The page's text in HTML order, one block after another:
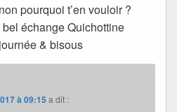
pourquoi t’en vouloir ?
échange Quichottine
& bisous
à 09:15 a dit :